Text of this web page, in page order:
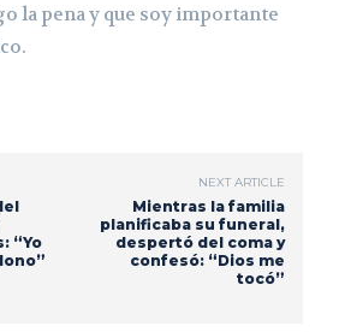
la pena y que soy importante
“Yo
NEXT ARTICLE
Mientras la familia
planificaba su funeral,
despertó del coma y
confesó: “Dios me
tocó”